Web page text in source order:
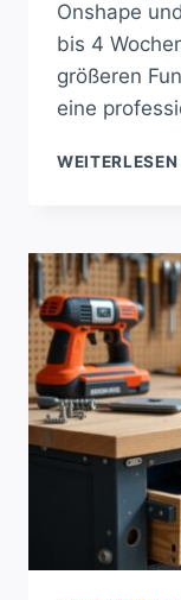
Onshape
bis 4
größeren
eine
WEITERLESEN